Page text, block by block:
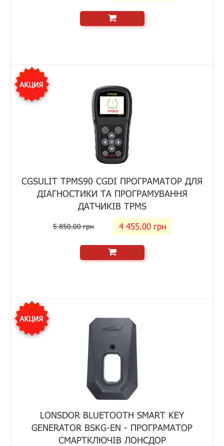
CGSULIT TPMS90 CGDI ПРОГРАМАТОР ДЛЯ
ДІАГНОСТИКИ ТА ПРОГРАМУВАННЯ
ДАТЧИКІВ TPMS
5 850.00 грн 4 455.00 грн
LONSDOR BLUETOOTH SMART KEY
GENERATOR BSKG-EN - ПРОГРАМАТОР
СМАРТКЛЮЧІВ ЛОНСДОР